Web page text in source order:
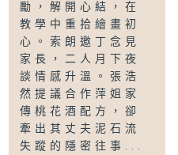
勵，解開心結，在
教學中重拾繪畫初
心。索朗邀丁念見
家長，二人月下夜
談情感升溫。張浩
然提議合作萍姐家
傳桃花酒配方，卻
牽出其丈夫泥石流
失蹤的隱密往事...